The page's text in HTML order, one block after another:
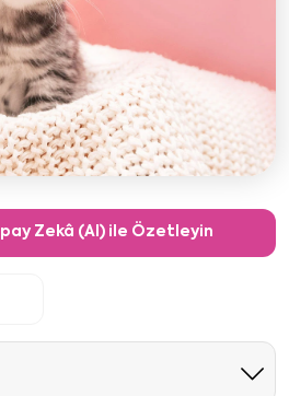
Zekâ (AI) ile Özetleyin